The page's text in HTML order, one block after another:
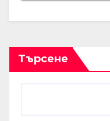
Търсене